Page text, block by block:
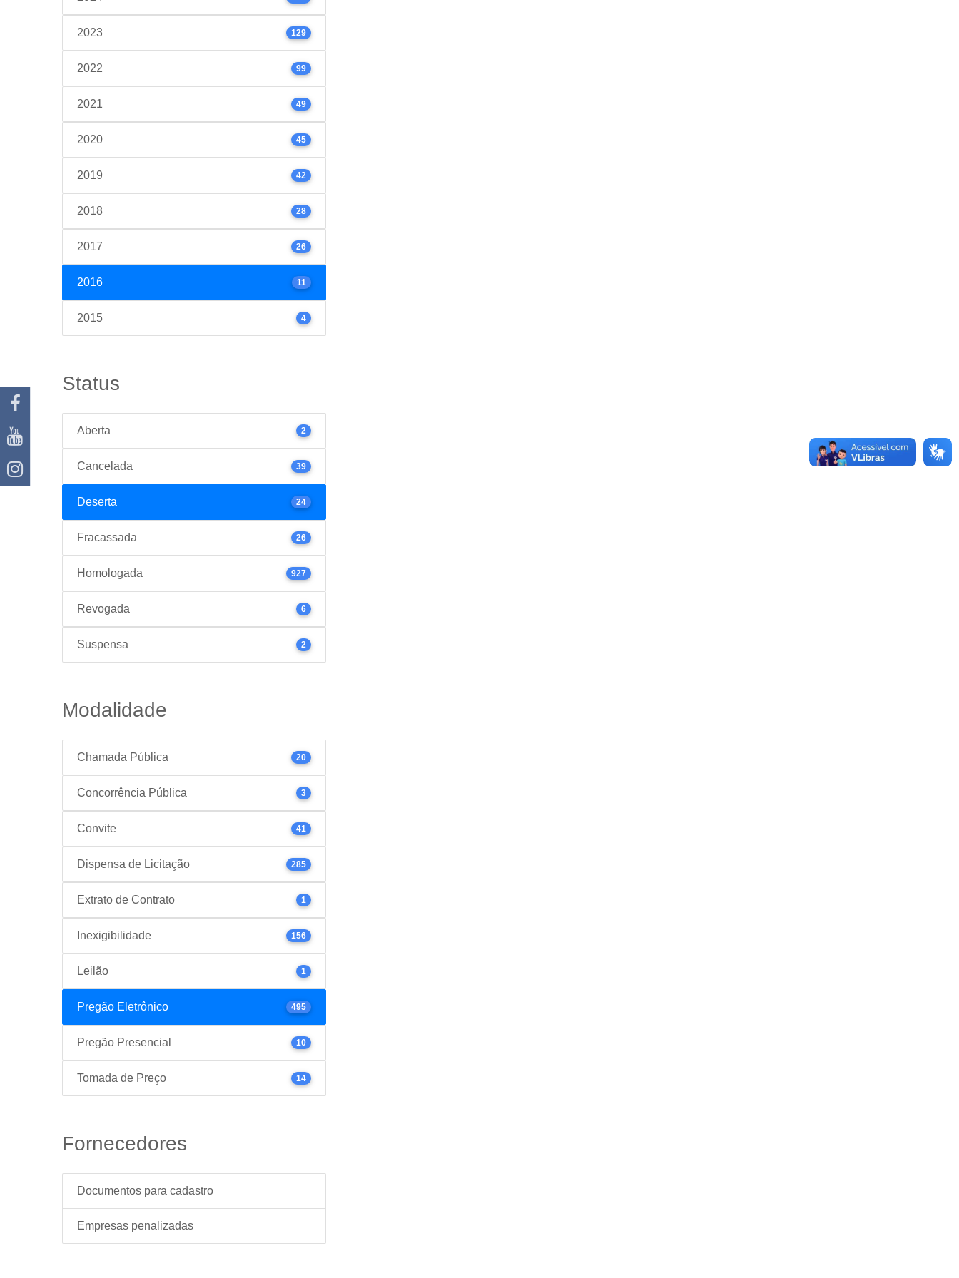
2023 129
2022 99
2021 49
2020 45
2019 42
2018 28
2017 26
2016 11
2015 4
Status
Aberta 2
Cancelada 39
Deserta 24
Fracassada 26
Homologada 927
Revogada 6
Suspensa 2
Modalidade
Chamada Pública 20
Concorrência Pública 3
Convite 41
Dispensa de Licitação 285
Extrato de Contrato 1
Inexigibilidade 156
Leilão 1
Pregão Eletrônico 495
Pregão Presencial 10
Tomada de Preço 14
Fornecedores
Documentos para cadastro
Empresas penalizadas